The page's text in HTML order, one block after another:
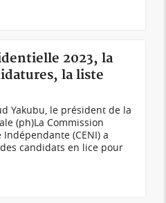
2023, la
la liste
Yakubu, le président de la
(ph) La Commission
(CENI) a
candidats en lice pour